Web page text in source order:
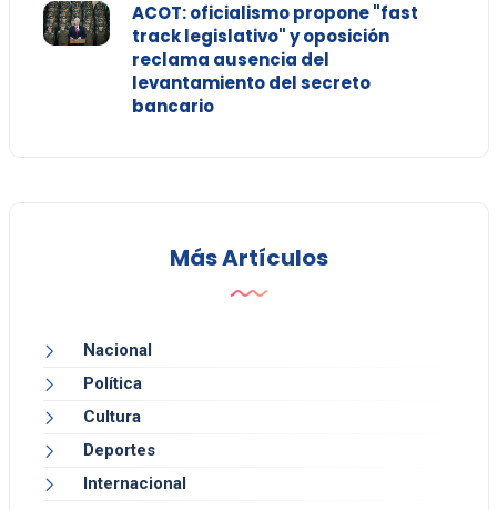
ACOT: oficialismo propone "fast
track legislativo" y oposición
reclama ausencia del
levantamiento del secreto
bancario
Más Artículos
Nacional
Política
Cultura
Deportes
Internacional